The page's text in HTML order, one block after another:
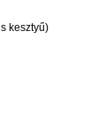
kesztyű)